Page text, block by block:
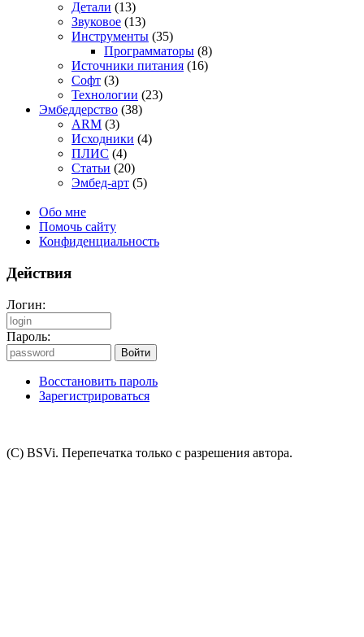
Детали (13)
Звуковое (13)
Инструменты (35)
Программаторы (8)
Источники питания (16)
Софт (3)
Технологии (23)
Эмбеддерство (38)
ARM (3)
Исходники (4)
ПЛИС (4)
Статьи (20)
Эмбед-арт (5)
Обо мне
Помочь сайту
Конфиденциальность
Действия
Логин:
Пароль:
Восстановить пароль
Зарегистрироваться
(C) BSVi. Перепечатка только с разрешения автора.